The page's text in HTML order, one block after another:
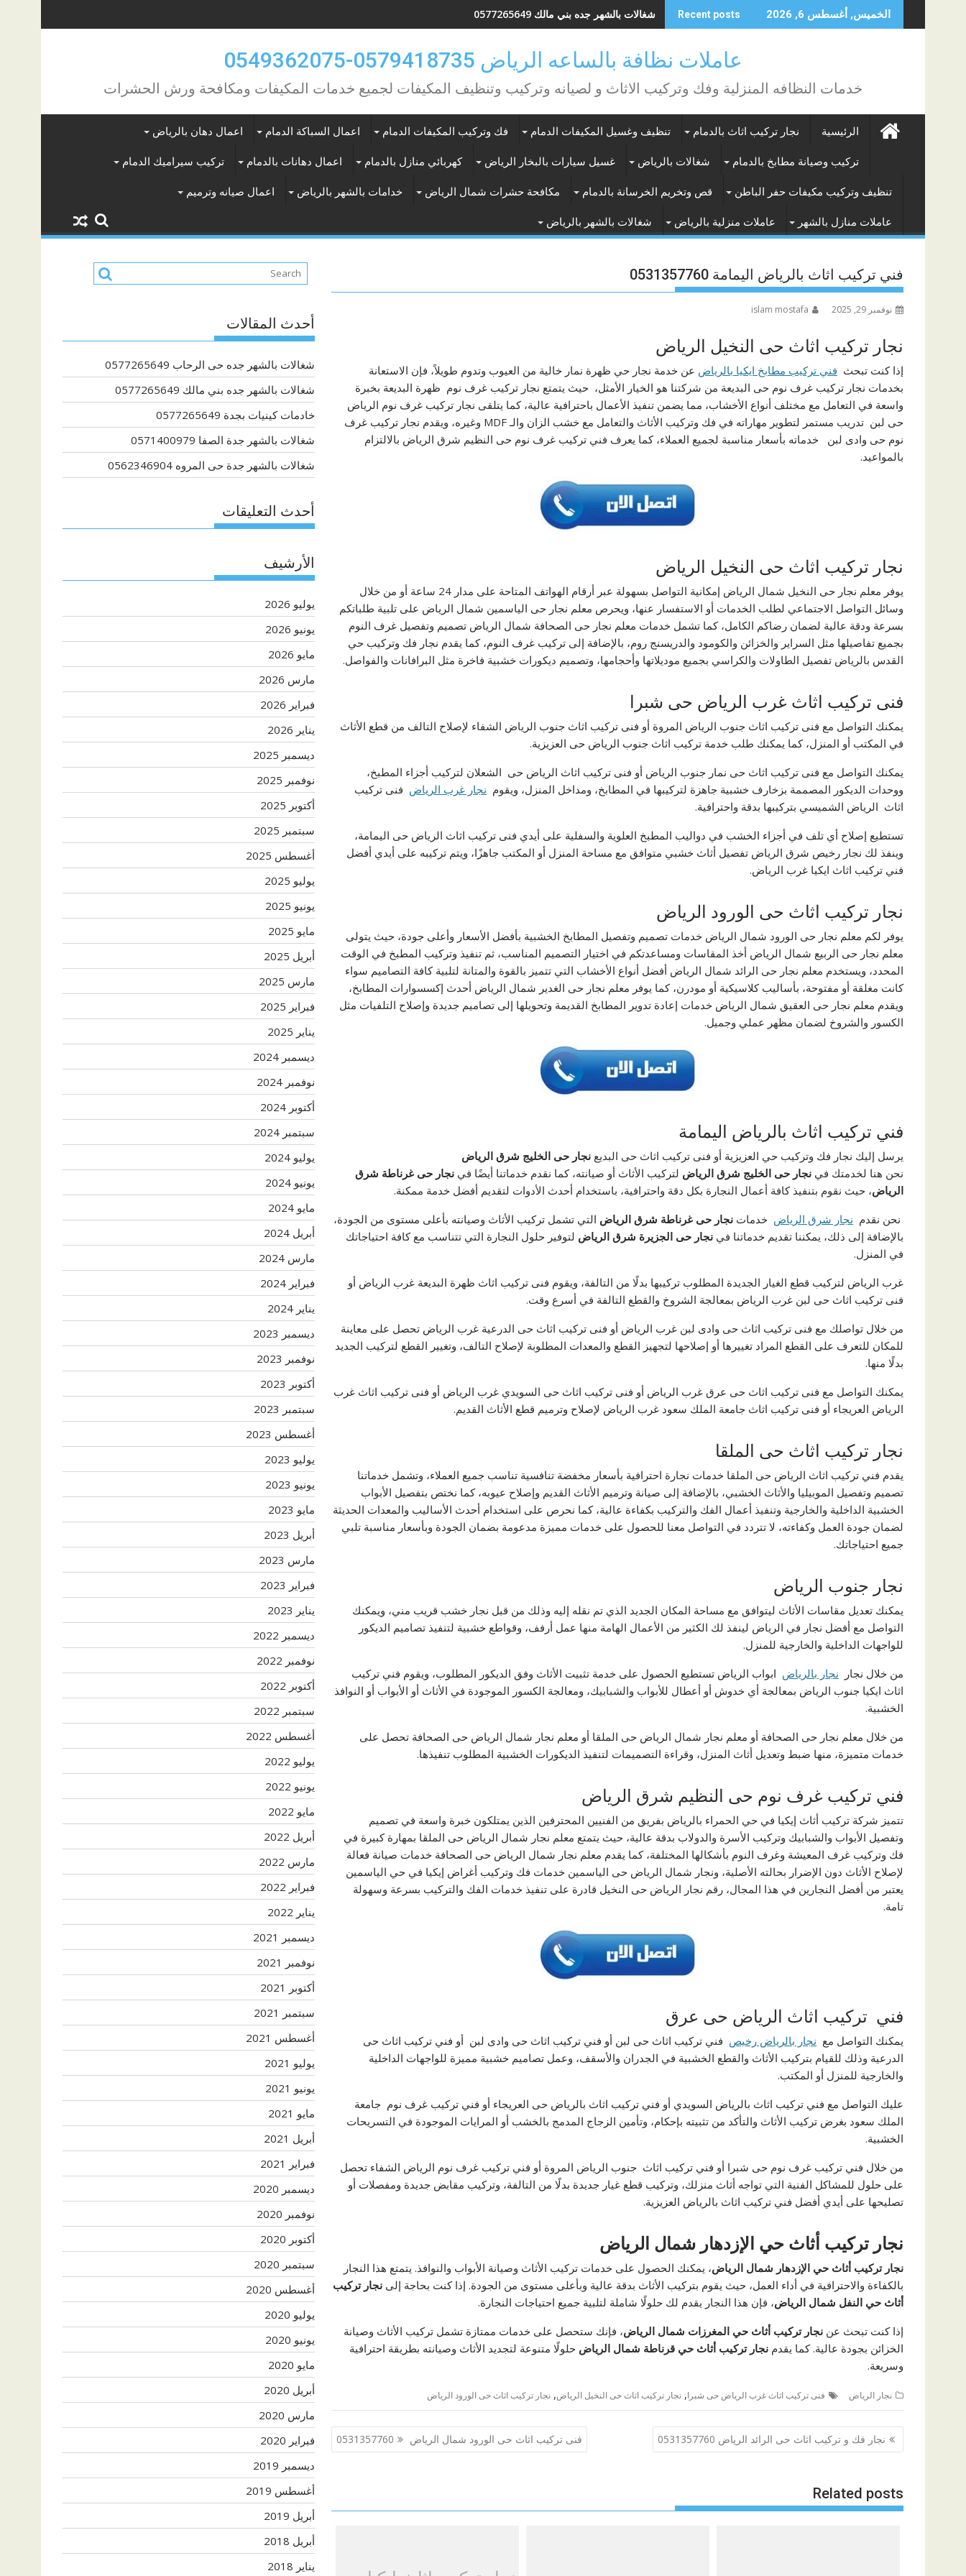
to
الخميس, أغسطس 6, 2026 Recent posts شغالات بالشهر جده بني مالك 0577265649
عاملات نظافة بالساعه الرياض 0579418735-0549362075
خدمات النظافه المنزلية وفك وتركيب الاثاث و لصيانه وتركيب وتنظيف المكيفات لجميع خدمات المكيفات ومكافحة ورش الحشرات
الرئيسية نجار تركيب اثاث بالدمام تنظيف وغسيل المكيفات الدمام فك وتركيب المكيفات الدمام اعمال السباكة الدمام اعمال دهان بالرياض
تركيب وصيانة مطابخ بالدمام شغالات بالرياض غسيل سيارات بالبخار الرياض كهربائي منازل بالدمام اعمال دهانات بالدمام تركيب سيراميك الدمام
تنظيف وتركيب مكيفات حفر الباطن قص وتخريم الخرسانة بالدمام مكافحة حشرات شمال الرياض خدامات بالشهر بالرياض اعمال صيانه وترميم
عاملات منازل بالشهر عاملات منزلية بالرياض شغالات بالشهر بالرياض
فني تركيب اثاث بالرياض اليمامة 0531357760
نوفمبر 29, 2025 islam mostafa
نجار تركيب اثاث حى النخيل الرياض
إذا كنت تبحث فني تركيب مطابخ ايكيا بالرياض عن خدمة نجار حي ظهرة نمار خالية من العيوب وتدوم طويلاً، فإن الاستعانة
بخدمات نجار تركيب غرف نوم حى البديعة من شركتنا هو الخيار الأمثل، حيث يتمتع نجار تركيب غرف نوم ظهرة البديعة بخبرة
واسعة في التعامل مع مختلف أنواع الأخشاب، مما يضمن تنفيذ الأعمال باحترافية عالية، كما يتلقى نجار تركيب غرف نوم الرياض
حى لبن تدريب مستمر لتطوير مهاراته في فك وتركيب الأثاث والتعامل مع خشب الزان والـ MDF وغيره، ويقدم نجار تركيب غرف
نوم حى وادى لبن خدماته بأسعار مناسبة لجميع العملاء، كما يعرف فني تركيب غرف نوم حى النظيم شرق الرياض بالالتزام
بالمواعيد.
نجار تركيب اثاث حى النخيل الرياض
يوفر معلم نجار حى النخيل شمال الرياض إمكانية التواصل بسهولة عبر أرقام الهواتف المتاحة على مدار 24 ساعة أو من خلال
وسائل التواصل الاجتماعي لطلب الخدمات أو الاستفسار عنها، ويحرص معلم نجار حى الياسمين شمال الرياض على تلبية طلباتكم
بسرعة ودقة عالية لضمان رضاكم الكامل، كما تشمل خدمات معلم نجار حى الصحافة شمال الرياض تصميم وتفصيل غرف النوم
بجميع تفاصيلها مثل السراير والخزائن والكومود والدريسنج روم، بالإضافة إلى تركيب غرف النوم، كما يقدم نجار فك وتركيب حي
القدس بالرياض تفصيل الطاولات والكراسي بجميع موديلاتها وأحجامها، وتصميم ديكورات خشبية فاخرة مثل البرافانات والفواصل.
فنى تركيب اثاث غرب الرياض حى شبرا
يمكنك التواصل مع فنى تركيب اثاث جنوب الرياض المروة أو فنى تركيب اثاث جنوب الرياض الشفاء لإصلاح التالف من قطع الأثاث
في المكتب أو المنزل، كما يمكنك طلب خدمة تركيب اثاث جنوب الرياض حى العزيزية.
يمكنك التواصل مع فنى تركيب اثاث حى نمار جنوب الرياض أو فنى تركيب اثاث الرياض حى الشعلان لتركيب أجزاء المطبخ،
ووحدات الديكور المصممة بزخارف خشبية جاهزة لتركيبها في المطابخ، ومداخل المنزل، ويقوم نجار غرب الرياض فنى تركيب
اثاث الرياض الشميسي بتركيبها بدقة واحترافية.
تستطيع إصلاح أي تلف في أجزاء الخشب في دواليب المطبخ العلوية والسفلية على أيدي فنى تركيب اثاث الرياض حى اليمامة،
وينفذ لك نجار رخيص شرق الرياض تفصيل أثاث خشبي متوافق مع مساحة المنزل أو المكتب جاهزًا، ويتم تركيبه على أيدي أفضل
فني تركيب اثاث ايكيا غرب الرياض.
نجار تركيب اثاث حى الورود الرياض
يوفر لكم معلم نجار حى الورود شمال الرياض خدمات تصميم وتفصيل المطابخ الخشبية بأفضل الأسعار وأعلى جودة، حيث يتولى
معلم نجار حى الربيع شمال الرياض أخذ المقاسات ومساعدتكم في اختيار التصميم المناسب، ثم تنفيذ وتركيب المطبخ في الوقت
المحدد، ويستخدم معلم نجار حى الرائد شمال الرياض أفضل أنواع الأخشاب التي تتميز بالقوة والمتانة لتلبية كافة التصاميم سواء
كانت مغلقة أو مفتوحة، بأساليب كلاسيكية أو مودرن، كما يوفر معلم نجار حى الغدير شمال الرياض أحدث إكسسوارات المطابخ،
ويقدم معلم نجار حى العقيق شمال الرياض خدمات إعادة تدوير المطابخ القديمة وتحويلها إلى تصاميم جديدة وإصلاح التلفيات مثل
الكسور والشروخ لضمان مظهر عملي وجميل.
فني تركيب اثاث بالرياض اليمامة
يرسل إليك نجار فك وتركيب حي العزيزية أو فنى تركيب اثاث حى البديع نجار حى الخليج شرق الرياض
نحن هنا لخدمتك في نجار حى الخليج شرق الرياض لتركيب الأثاث أو صيانته، كما نقدم خدماتنا أيضًا في نجار حى غرناطة شرق
الرياض، حيث نقوم بتنفيذ كافة أعمال النجارة بكل دقة واحترافية، باستخدام أحدث الأدوات لتقديم أفضل خدمة ممكنة.
نحن نقدم نجار شرق الرياض خدمات نجار حى غرناطة شرق الرياض التي تشمل تركيب الأثاث وصيانته بأعلى مستوى من الجودة،
بالإضافة إلى ذلك، يمكننا تقديم خدماتنا في نجار حى الجزيرة شرق الرياض لتوفير حلول النجارة التي تتناسب مع كافة احتياجاتك
في المنزل.
غرب الرياض لتركيب قطع الغيار الجديدة المطلوب تركيبها بدلًا من التالفة، ويقوم فنى تركيب اثاث ظهرة البديعة غرب الرياض أو
فنى تركيب اثاث حى لبن غرب الرياض بمعالجة الشروخ والقطع التالفة في أسرع وقت.
من خلال تواصلك مع فنى تركيب اثاث حى وادى لبن غرب الرياض أو فنى تركيب اثاث حى الدرعية غرب الرياض تحصل على معاينة
للمكان للتعرف على القطع المراد تغييرها أو إصلاحها لتجهيز القطع والمعدات المطلوبة لإصلاح التالف، وتغيير القطع لتركيب الجديد
بدلًا منها.
يمكنك التواصل مع فنى تركيب اثاث حى عرق غرب الرياض أو فنى تركيب اثاث حى السويدي غرب الرياض أو فنى تركيب اثاث غرب
الرياض العريجاء أو فنى تركيب اثاث جامعة الملك سعود غرب الرياض لإصلاح وترميم قطع الأثاث القديم.
نجار تركيب اثاث حى الملقا
يقدم فني تركيب اثاث الرياض حى الملقا خدمات نجارة احترافية بأسعار مخفضة تنافسية تناسب جميع العملاء، وتشمل خدماتنا
تصميم وتفصيل الموبيليا والأثاث الخشبي، بالإضافة إلى صيانة وترميم الأثاث القديم وإصلاح عيوبه، كما نختص بتفصيل الأبواب
الخشبية الداخلية والخارجية وتنفيذ أعمال الفك والتركيب بكفاءة عالية، كما نحرص على استخدام أحدث الأساليب والمعدات الحديثة
لضمان جودة العمل وكفاءته، لا تتردد في التواصل معنا للحصول على خدمات مميزة مدعومة بضمان الجودة وبأسعار مناسبة تلبي
جميع احتياجاتك.
نجار جنوب الرياض
يمكنك تعديل مقاسات الأثاث ليتوافق مع مساحة المكان الجديد الذي تم نقله إليه وذلك من قبل نجار خشب قريب مني، ويمكنك
التواصل مع أفضل نجار في الرياض لينفذ لك الكثير من الأعمال الهامة منها عمل أرفف، وقواطع خشبية لتنفيذ تصاميم الديكور
للواجهات الداخلية والخارجية للمنزل.
من خلال نجار نجار بالرياض ابواب الرياض تستطيع الحصول على خدمة تثبيت الأثاث وفق الديكور المطلوب، ويقوم فني تركيب
اثاث ايكيا جنوب الرياض بمعالجة أي خدوش أو أعطال للأبواب والشبابيك، ومعالجة الكسور الموجودة في الأثاث أو الأبواب أو النوافذ
الخشبية.
من خلال معلم نجار حى الصحافة أو معلم نجار شمال الرياض حى الملقا أو معلم نجار شمال الرياض حى الصحافة تحصل على
خدمات متميزة، منها ضبط وتعديل أثاث المنزل، وقراءة التصميمات لتنفيذ الديكورات الخشبية المطلوب تنفيذها.
فني تركيب غرف نوم حى النظيم شرق الرياض
تتميز شركة تركيب أثاث إيكيا في حي الحمراء بالرياض بفريق من الفنيين المحترفين الذين يمتلكون خبرة واسعة في تصميم
وتفصيل الأبواب والشبابيك وتركيب الأسرة والدولاب بدقة عالية، حيث يتمتع معلم نجار شمال الرياض حى الملقا بمهارة كبيرة في
فك وتركيب غرف المعيشة وغرف النوم بأشكالها المختلفة، كما يقدم معلم نجار شمال الرياض حى الصحافة خدمات صيانة فعالة
لإصلاح الأثاث دون الإضرار بحالته الأصلية، ونجار شمال الرياض حى الياسمين خدمات فك وتركيب أغراض إيكيا في حي الياسمين
يعتبر من أفضل النجارين في هذا المجال، رقم نجار الرياض حى النخيل قادرة على تنفيذ خدمات الفك والتركيب بسرعة وسهولة
تامة.
فني تركيب اثاث الرياض حى عرق
يمكنك التواصل مع نجار بالرياض رخيص فني تركيب اثاث حى لبن أو فني تركيب اثاث حى وادى لبن أو فني تركيب اثاث حى
الدرعية وذلك للقيام بتركيب الأثاث والقطع الخشبية في الجدران والأسقف، وعمل تصاميم خشبية مميزة للواجهات الداخلية
والخارجية للمنزل أو المكتب.
عليك التواصل مع فني تركيب اثاث بالرياض السويدي أو فني تركيب اثاث بالرياض حى العريجاء أو فني تركيب غرف نوم جامعة
الملك سعود بغرض تركيب الأثاث والتأكد من تثبيته بإحكام، وتأمين الزجاج المدمج بالخشب أو المرايات الموجودة في التسريحات
الخشبية.
من خلال فني تركيب غرف نوم حى شبرا أو فني تركيب اثاث جنوب الرياض المروة أو فني تركيب غرف نوم الرياض الشفاء تحصل
على حلول للمشاكل الفنية التي تواجه أثاث منزلك، وتركيب قطع غيار جديدة بدلًا من التالفة، وتركيب مقابض جديدة ومفصلات أو
تصليحها على أيدي أفضل فني تركيب اثاث بالرياض العزيزية.
نجار تركيب أثاث حي الإزدهار شمال الرياض
نجار تركيب أثاث حي الإزدهار شمال الرياض، يمكنك الحصول على خدمات تركيب الأثاث وصيانة الأبواب والنوافذ. يتمتع هذا النجار
بالكفاءة والاحترافية في أداء العمل، حيث يقوم بتركيب الأثاث بدقة عالية وبأعلى مستوى من الجودة. إذا كنت بحاجة إلى نجار تركيب
أثاث حي النفل شمال الرياض، فإن هذا النجار يقدم لك حلولًا شاملة لتلبية جميع احتياجات النجارة.
إذا كنت تبحث عن نجار تركيب أثاث حي المغرزات شمال الرياض، فإنك ستحصل على خدمات ممتازة تشمل تركيب الأثاث وصيانة
الخزائن بجودة عالية. كما يقدم نجار تركيب أثاث حي قرناطة شمال الرياض حلولًا متنوعة لتجديد الأثاث وصيانته بطريقة احترافية
وسريعة.
نجار الرياض فنى تركيب اثاث غرب الرياض حى شبرا, نجار تركيب اثاث حى النخيل الرياض, نجار تركيب اثاث حى الورود الرياض
تصفّح
المقالات
نجار فك و تركيب اثاث حى الرائد الرياض 0531357760 فنى تركيب اثاث حى الورود شمال الرياض 0531357760
Related posts
أحدث المقالات
شغالات بالشهر جده حى الرحاب 0577265649
شغالات بالشهر جده بني مالك 0577265649
خادمات كينيات بجدة 0577265649
شغالات بالشهر جدة الصفا 0571400979
شغالات بالشهر جدة حى المروه 0562346904
أحدث التعليقات
الأرشيف
يوليو 2026
يونيو 2026
مايو 2026
مارس 2026
فبراير 2026
يناير 2026
ديسمبر 2025
نوفمبر 2025
أكتوبر 2025
سبتمبر 2025
أغسطس 2025
يوليو 2025
يونيو 2025
مايو 2025
أبريل 2025
مارس 2025
فبراير 2025
يناير 2025
ديسمبر 2024
نوفمبر 2024
أكتوبر 2024
سبتمبر 2024
يوليو 2024
يونيو 2024
مايو 2024
أبريل 2024
مارس 2024
فبراير 2024
يناير 2024
ديسمبر 2023
نوفمبر 2023
أكتوبر 2023
سبتمبر 2023
أغسطس 2023
يوليو 2023
يونيو 2023
مايو 2023
أبريل 2023
مارس 2023
فبراير 2023
يناير 2023
ديسمبر 2022
نوفمبر 2022
أكتوبر 2022
سبتمبر 2022
أغسطس 2022
يوليو 2022
يونيو 2022
مايو 2022
أبريل 2022
مارس 2022
فبراير 2022
يناير 2022
ديسمبر 2021
نوفمبر 2021
أكتوبر 2021
سبتمبر 2021
أغسطس 2021
يوليو 2021
يونيو 2021
مايو 2021
أبريل 2021
فبراير 2021
ديسمبر 2020
نوفمبر 2020
أكتوبر 2020
سبتمبر 2020
أغسطس 2020
يوليو 2020
يونيو 2020
مايو 2020
أبريل 2020
مارس 2020
فبراير 2020
ديسمبر 2019
أغسطس 2019
أبريل 2019
أبريل 2018
يناير 2018